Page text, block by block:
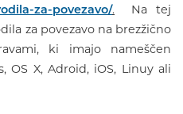
za-povezavo/. Na tej
za povezavo na brezžično
ki imajo nameščen
OS X, Adroid, iOS, Linuy ali